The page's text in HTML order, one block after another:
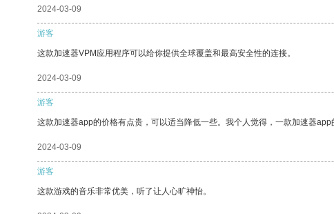
2024-03-09
游客
这款加速器VPM应用程序可以给你提供全球覆盖和最高安全性的连接。
2024-03-09
游客
这款加速器app的价格有点贵，可以适当降低一些。我个人觉得，一款加速器app
2024-03-09
游客
这款游戏的音乐非常优美，听了让人心旷神怡。